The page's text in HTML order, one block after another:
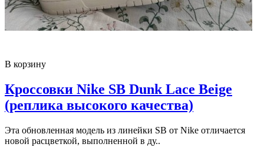
В корзину
Кроссовки Nike SB Dunk Lace Beige
(реплика высокого качества)
Эта обновленная модель из линейки SB от Nike отличается
новой расцветкой, выполненной в ду..